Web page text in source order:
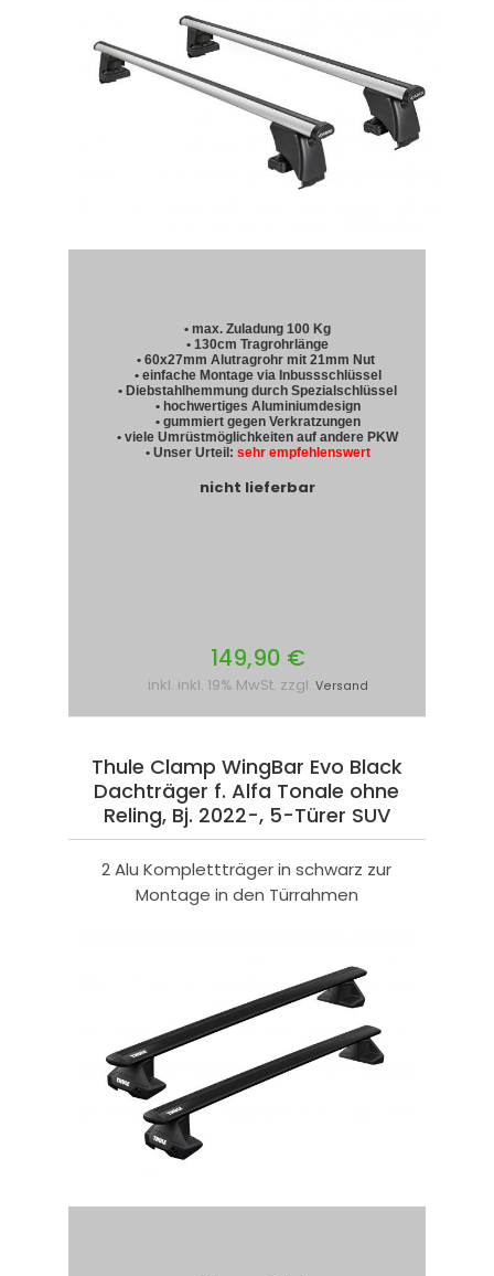
• max. Zuladung 100 Kg
• 130cm Tragrohrlänge
• 60x27mm Alutragrohr mit 21mm Nut
• einfache Montage via Inbussschlüssel
• Diebstahlhemmung durch Spezialschlüssel
• hochwertiges Aluminiumdesign
• gummiert gegen Verkratzungen
• viele Umrüstmöglichkeiten auf andere PKW
• Unser Urteil: sehr empfehlenswert
nicht lieferbar
149,90 €
inkl. inkl. 19% MwSt. zzgl. Versand
Thule Clamp WingBar Evo Black
Dachträger f. Alfa Tonale ohne
Reling, Bj. 2022-, 5-Türer SUV
2 Alu Komplettträger in schwarz zur
Montage in den Türrahmen